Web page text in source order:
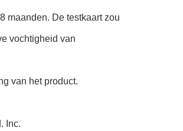
maanden. De testkaart zou
vochtigheid van
van het product.
Inc.